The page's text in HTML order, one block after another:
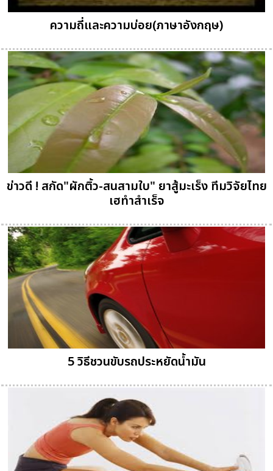
ความถี่และความบ่อย(ภาษาอังกฤษ)
ข่าวดี ! สกัด"ผักติ้ว-สนสามใบ" ยาสู้มะเร็ง ทีมวิจัยไทย
เฮทำสำเร็จ
5 วิธีชวนขับรถประหยัดน้ำมัน